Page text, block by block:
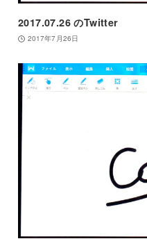
2017.07.26 のTwitter
2017年7月26日